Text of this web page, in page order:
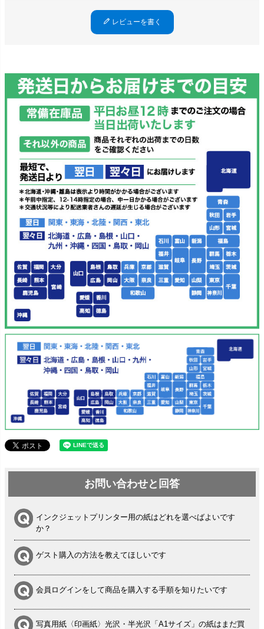
レビューを書く
お問い合わせと回答
インクジェットプリンター用の紙はどれを選べばよいです
か？
ゲスト購入の方法を教えてほしいです
会員ログインをして商品を購入する手順を知りたいです
写真用紙〈印画紙〉光沢・半光沢「A1サイズ」の紙はまだ買